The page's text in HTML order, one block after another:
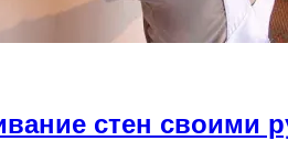
стен своими